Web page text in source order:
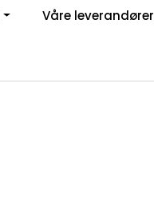
Våre leverandører